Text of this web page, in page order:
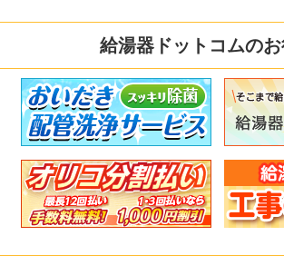
給湯器ドットコムの